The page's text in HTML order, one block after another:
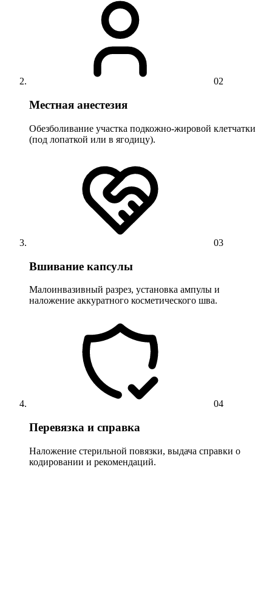
02
Местная анестезия
Обезболивание участка подкожно-жировой клетчатки
(под лопаткой или в ягодицу).
03
Вшивание капсулы
Малоинвазивный разрез, установка ампулы и
наложение аккуратного косметического шва.
04
Перевязка и справка
Наложение стерильной повязки, выдача справки о
кодировании и рекомендаций.